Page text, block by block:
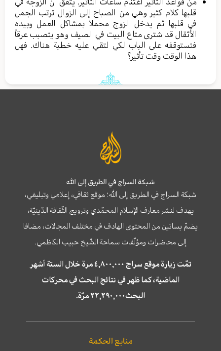
قلبها كلام كثير وهي من الصباح إلى الزوال ترتب الجمل
في قلبها ثم يدخل الزوج محملا بمشاكل العمل وبيده
الأثقال قد شترى متاع البيت في الصيف وهو يتصبب عرقاً
فتستوقفه على الباب لكي لتقي عليه خطبة هناك. فهل
هذا الوقت وقت تأثير؟
شبكة السراج في الطريق إلى الله
شبكة السراج في الطريق إلى الله؛ موقع ثقافي، إعلامي وتبليغي،
يهدف لنشر معارف الإسلام المحمّدي وترويج الثّقافة الدّينيّة،
يضمّ بساتين من المحتوى الهادف في مختلف المجالات، مضافا
إلى محاضرات ومؤلّفات سماحة الشّيخ حبيب الكاظمي.
تمّت زيارة موقع سراج ٤,٨٠٠,٠٠٠ مرة خلال الستة أشهر
الماضية، كما ظهر في نتائج البحث في محركات
البحث٢٢,٢٩٠,٠٠٠ مرّة.
منابع الحكمة